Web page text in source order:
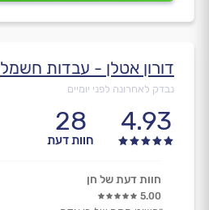
דורון אטלן - עבדות חשמל
נבדק לאחרונה לפני יומיים
4.93
28
חוות דעת
חוות דעת של חן
5.00